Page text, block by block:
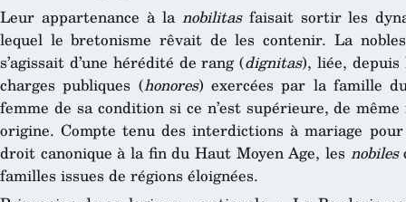
Leur appartenance à la nobilitasfaisait sortir les
lequel le bretonisme rêvait de les contenir. La
s’agissait d’une hérédité de rang (dignitas), liée, depuis
charges publiques (honores) exercées par la famille
femme de sa condition si ce n’est supérieure, de
origine. Compte tenu des interdictions à mariage
droit canonique à la fin du Haut Moyen Age, les nobiles
familles issues de régions éloignées.